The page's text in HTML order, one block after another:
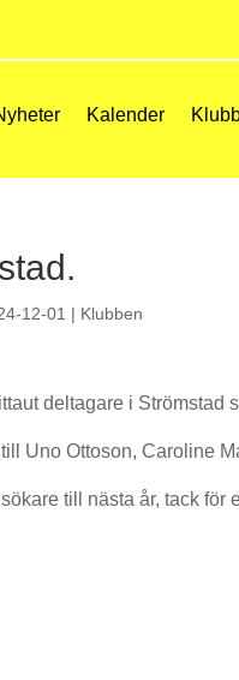
Kalender
12-01 | Klubben
deltagare i Strömstad
Uno Ottoson, Caroline
till nästa år, tack